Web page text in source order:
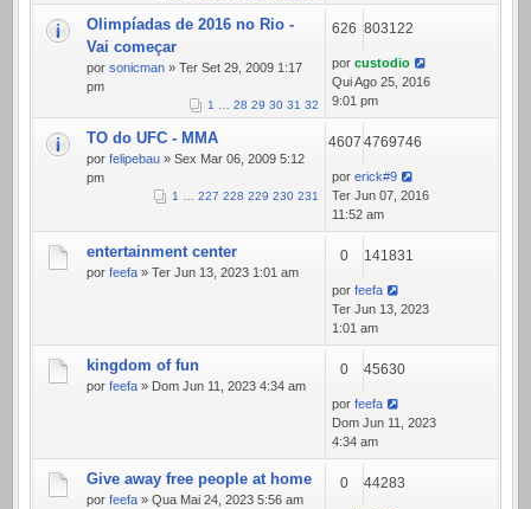
Olimpíadas de 2016 no Rio -
Vai começar
por sonicman » Ter Set 29, 2009 1:17
pm
1 … 28 29 30 31 32
626 803122
por custodio
Qui Ago 25, 2016
9:01 pm
TO do UFC - MMA
por felipebau » Sex Mar 06, 2009 5:12
pm
1 … 227 228 229 230 231
4607 4769746
por erick#9
Ter Jun 07, 2016
11:52 am
entertainment center
por feefa » Ter Jun 13, 2023 1:01 am
0 141831
por feefa
Ter Jun 13, 2023
1:01 am
kingdom of fun
por feefa » Dom Jun 11, 2023 4:34 am
0 45630
por feefa
Dom Jun 11, 2023
4:34 am
Give away free people at home
por feefa » Qua Mai 24, 2023 5:56 am
0 44283